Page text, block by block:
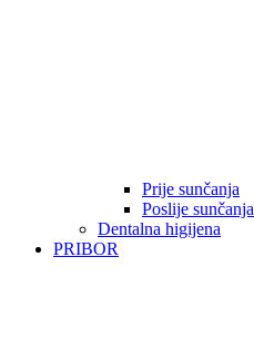
Prije sunčanja
Poslije sunčanja
Dentalna higijena
PRIBOR